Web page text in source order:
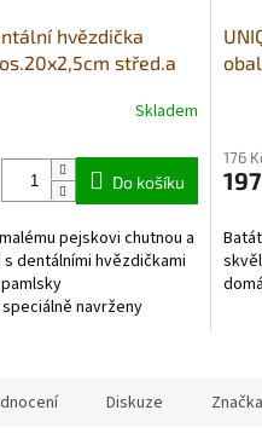
hvězdička
střed.a
Skladem
Do košíku
pejskovi chutnou a
dentálními hvězdičkami
pamlsky
navrženy
176
Diskuze Značka